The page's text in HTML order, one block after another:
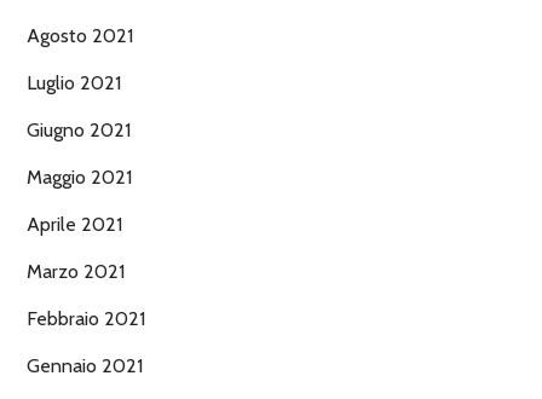
Agosto 2021
Luglio 2021
Giugno 2021
Maggio 2021
Aprile 2021
Marzo 2021
Febbraio 2021
Gennaio 2021